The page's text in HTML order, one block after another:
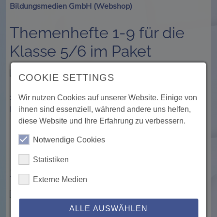
Bildungsmedien GmbH (Webshop)
Themenhefte 1-9 für die
Klasse 5/6 im Paket
>> Zu beziehen über Lernserver-Institut, Verlag für
Bildungsmedien GmbH (Webshop)
Lernserver Primo Paket -
Erstes Lesen und
Schreiben (Teil 1 + 2)
COOKIE SETTINGS
Wir nutzen Cookies auf unserer Website. Einige von
ihnen sind essenziell, während andere uns helfen,
diese Website und Ihre Erfahrung zu verbessern.
Notwendige Cookies
Statistiken
Externe Medien
ALLE AUSWÄHLEN